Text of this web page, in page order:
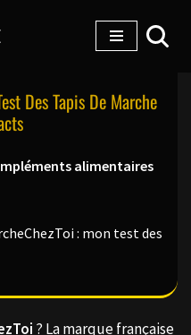
Des Tapis De Marche
alimentaires
: mon test des
? La marque française